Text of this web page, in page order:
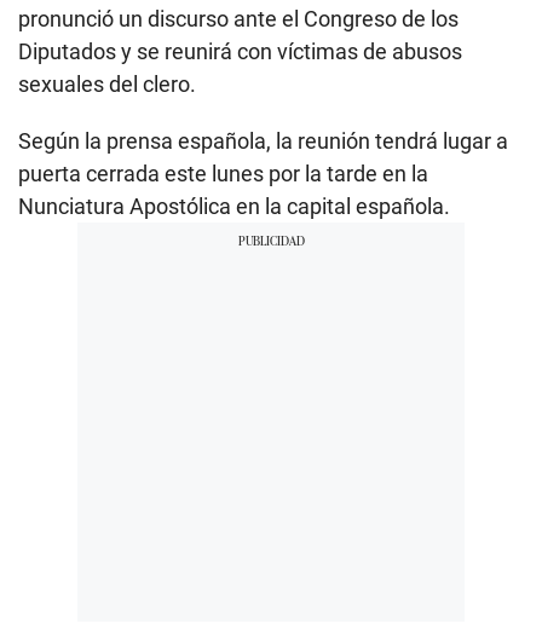
pronunció un discurso ante el Congreso de los
Diputados y se reunirá con víctimas de abusos
sexuales del clero.
Según la prensa española, la reunión tendrá lugar a
puerta cerrada este lunes por la tarde en la
Nunciatura Apostólica en la capital española.